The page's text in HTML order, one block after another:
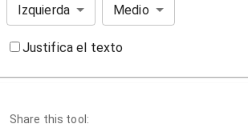
Izquierda Medio
Justifica el texto
Share this tool: